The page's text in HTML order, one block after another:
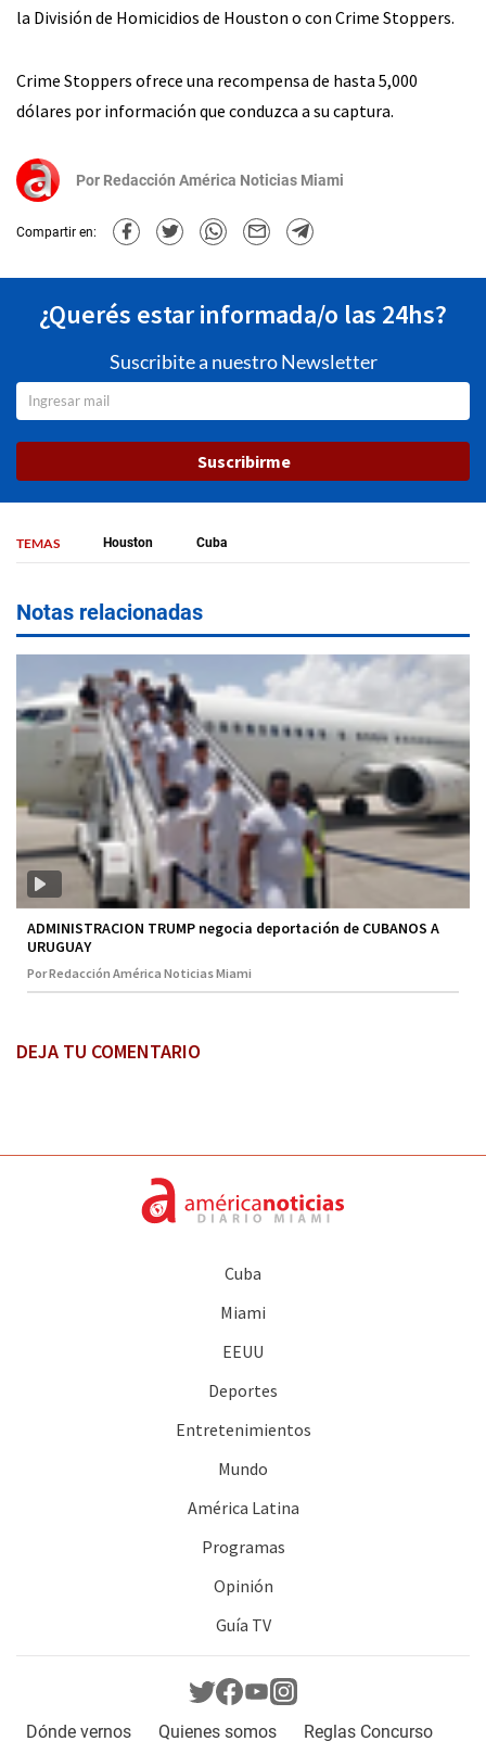
la División de Homicidios de Houston o con Crime Stoppers.
Crime Stoppers ofrece una recompensa de hasta 5,000
dólares por información que conduzca a su captura.
Por Redacción América Noticias Miami
Compartir en:
¿Querés estar informada/o las 24hs?
Suscribite a nuestro Newsletter
Suscribirme
TEMAS Houston Cuba
Notas relacionadas
ADMINISTRACION TRUMP negocia deportación de CUBANOS A
URUGUAY
Por Redacción América Noticias Miami
DEJA TU COMENTARIO
Cuba
Miami
EEUU
Deportes
Entretenimientos
Mundo
América Latina
Programas
Opinión
Guía TV
Dónde vernos Quienes somos Reglas Concurso